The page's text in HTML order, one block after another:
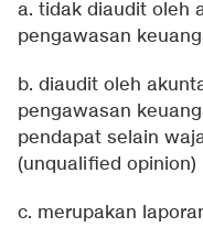
a. tidak diaudit oleh
pengawasan
b. diaudit oleh
pengawasan
pendapat selain
(unqualified opinion)
c. merupakan